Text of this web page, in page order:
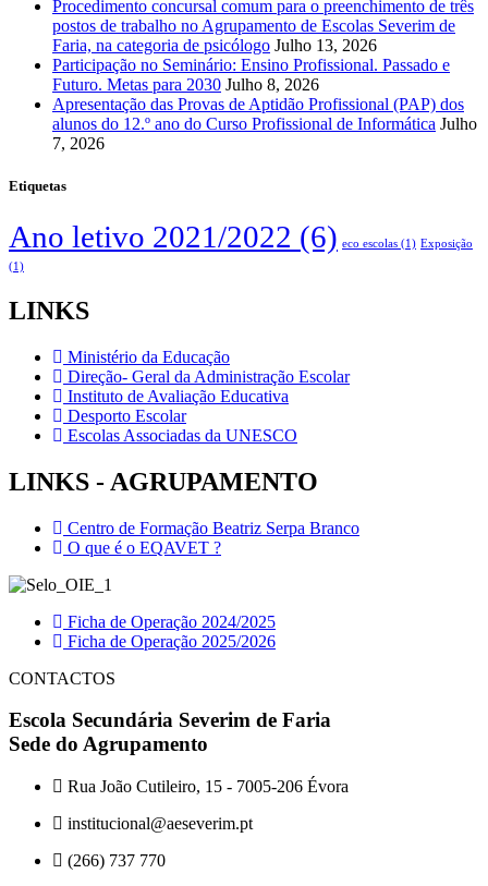
Procedimento concursal comum para o preenchimento de três
postos de trabalho no Agrupamento de Escolas Severim de
Faria, na categoria de psicólogo Julho 13, 2026
Participação no Seminário: Ensino Profissional. Passado e
Futuro. Metas para 2030 Julho 8, 2026
Apresentação das Provas de Aptidão Profissional (PAP) dos
alunos do 12.º ano do Curso Profissional de Informática Julho
7, 2026
Etiquetas
Ano letivo 2021/2022 (6) eco escolas (1) Exposição
(1)
LINKS
Ministério da Educação
Direção- Geral da Administração Escolar
Instituto de Avaliação Educativa
Desporto Escolar
Escolas Associadas da UNESCO
LINKS - AGRUPAMENTO
Centro de Formação Beatriz Serpa Branco
O que é o EQAVET ?
Ficha de Operação 2024/2025
Ficha de Operação 2025/2026
CONTACTOS
Escola Secundária Severim de Faria
Sede do Agrupamento
Rua João Cutileiro, 15 - 7005-206 Évora
institucional@aeseverim.pt
(266) 737 770